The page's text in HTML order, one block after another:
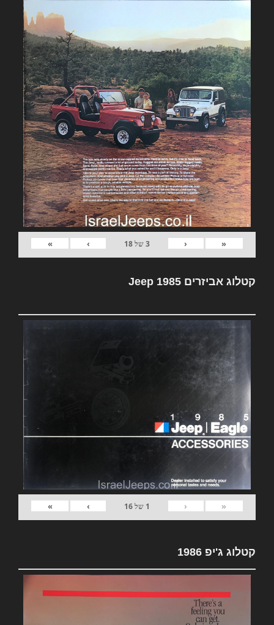
«
‹
3של18
›
»
קטלוג אביזרים Jeep 1985
«
‹
1 של16
›
»
קטלוג ג'יפ 1986